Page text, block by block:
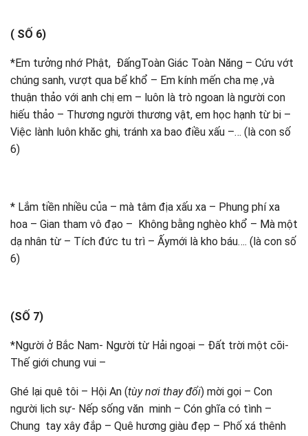
( SỐ 6)
*Em tưởng nhớ Phật, ĐấngToàn Giác Toàn Năng – Cứu vớt
chúng sanh, vượt qua bể khổ – Em kính mến cha mẹ ,và
thuận thảo với anh chị em – luôn là trò ngoan là người con
hiếu thảo – Thương người thương vật, em học hạnh từ bi –
Việc lành luôn khăc ghi, tránh xa bao điều xấu –… (là con số
6)
* Lắm tiền nhiều của – mà tâm địa xấu xa – Phung phí xa
hoa – Gian tham vô đạo – Không bằng nghèo khổ – Mà một
dạ nhân từ – Tích đức tu trì – Ấymới là kho báu…. (là con số
6)
(SỐ 7)
*Người ở Bắc Nam- Người từ Hải ngoại – Đất trời một cõi-
Thế giới chung vui –
Ghé lại quê tôi – Hội An (tùy nơi thay đổi) mời gọi – Con
người lịch sự- Nếp sống văn minh – Cón ghĩa có tình –
Chung tay xây đắp – Quê hương giàu đẹp – Phố xá thênh